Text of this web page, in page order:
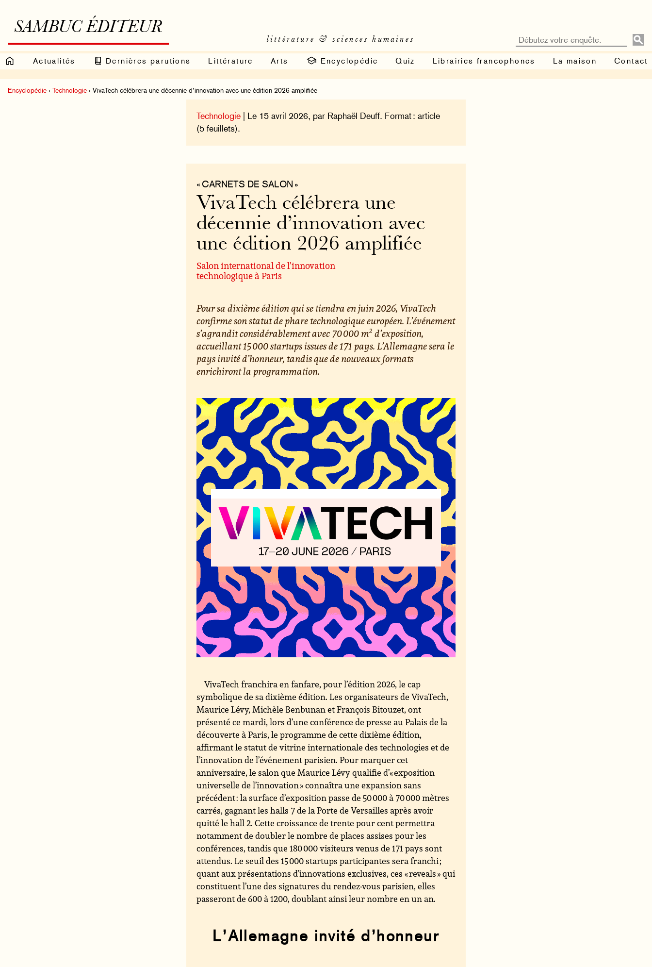
SAMBUC ÉDITEUR
littérature & sciences humaines
Actualités Dernières parutions Littérature Arts Encyclopédie Quiz Librairies francophones La maison Contact
Encyclopédie › Technologie › VivaTech célébrera une décennie d’innovation avec une édition 2026 amplifiée
Technologie | Le 15 avril 2026, par Raphaël Deuff. Format : article
(5 feuillets).
« CARNETS DE SALON »
VivaTech célébrera une
décennie d’innovation avec
une édition 2026 amplifiée
Salon international de l’innovation
technologique à Paris
Pour sa dixième édition qui se tiendra en juin 2026, VivaTech
confirme son statut de phare technologique européen. L’événement
s’agrandit considérablement avec 70 000 m2 d’exposition,
accueillant 15 000 startups issues de 171 pays. L’Allemagne sera le
pays invité d’honneur, tandis que de nouveaux formats
enrichiront la programmation.
VivaTech franchira en fanfare, pour l’édition 2026, le cap
symbolique de sa dixième édition. Les organisateurs de VivaTech,
Maurice Lévy, Michèle Benbunan et François Bitouzet, ont
présenté ce mardi, lors d’une conférence de presse au Palais de la
découverte à Paris, le programme de cette dixième édition,
affirmant le statut de vitrine internationale des technologies et de
l’innovation de l’événement parisien. Pour marquer cet
anniversaire, le salon que Maurice Lévy qualifie d’« exposition
universelle de l’innovation » connaîtra une expansion sans
précédent : la surface d’exposition passe de 50 000 à 70 000 mètres
carrés, gagnant les halls 7 de la Porte de Versailles après avoir
quitté le hall 2. Cette croissance de trente pour cent permettra
notamment de doubler le nombre de places assises pour les
conférences, tandis que 180 000 visiteurs venus de 171 pays sont
attendus. Le seuil des 15 000 startups participantes sera franchi ;
quant aux présentations d’innovations exclusives, ces « reveals » qui
constituent l’une des signatures du rendez-vous parisien, elles
passeront de 600 à 1200, doublant ainsi leur nombre en un an.
L’Allemagne invité d’honneur